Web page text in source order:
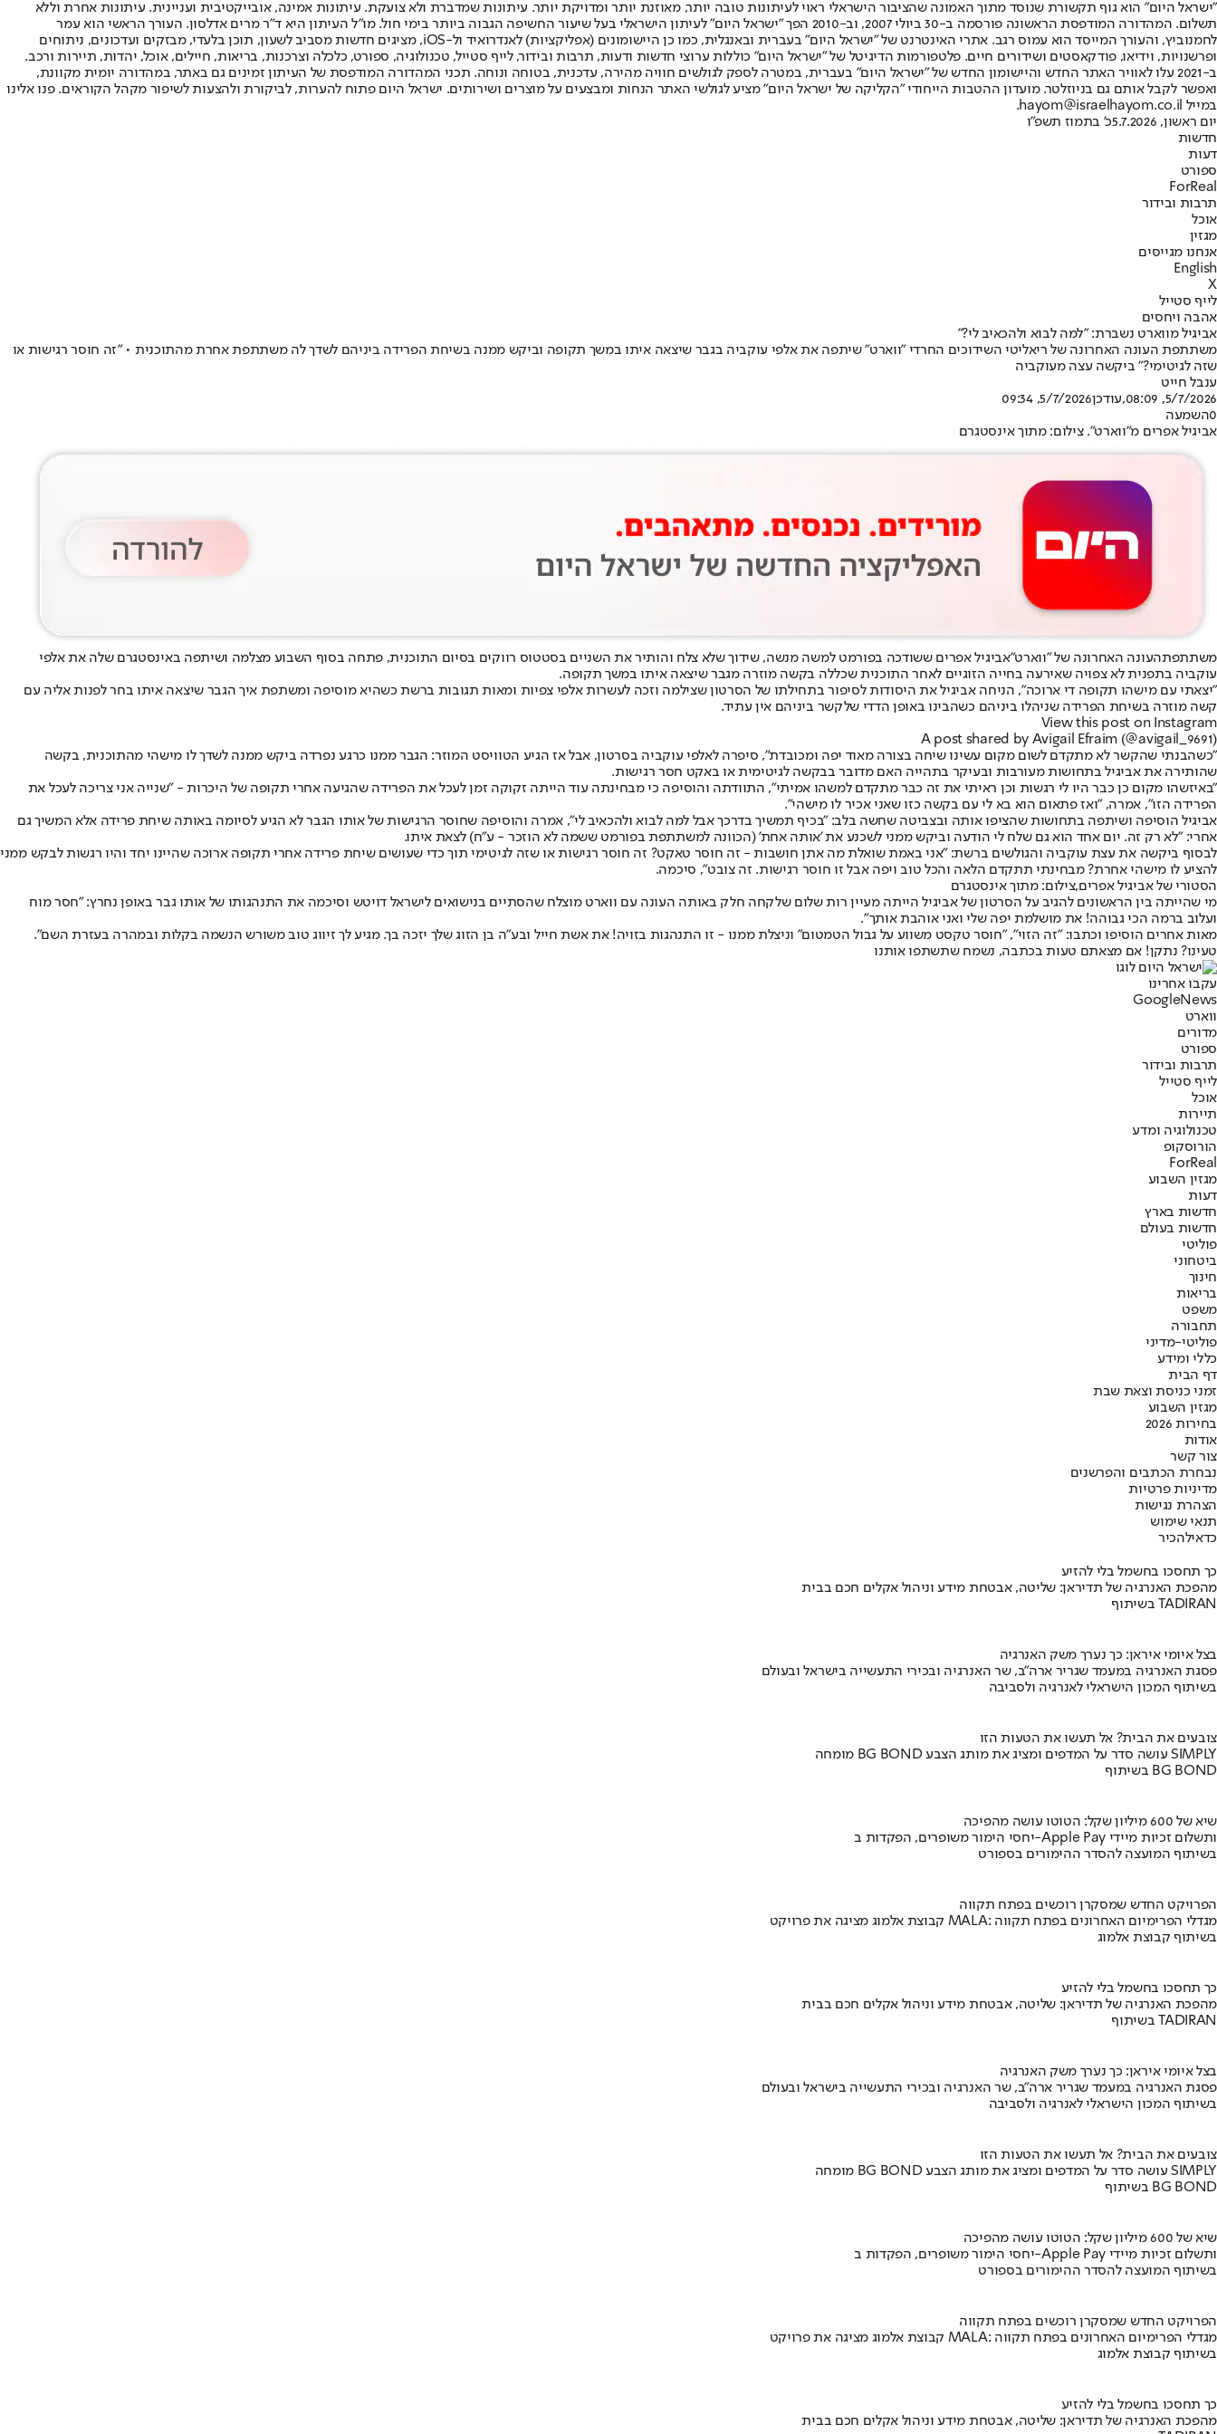
"ישראל היום" הוא גוף תקשורת שנוסד מתוך האמונה שהציבור הישראלי ראוי לעיתונות טובה יותר, מאוזנת יותר ומדויקת יותר. עיתונות שמדברת ולא צועקת. עיתונות אמינה, אובייקטיבית ועניינית. עיתונות אחרת וללא
תשלום. המהדורה המודפסת הראשונה פורסמה ב-30 ביולי 2007, וב-2010 הפך "ישראל היום" לעיתון הישראלי בעל שיעור החשיפה הגבוה ביותר בימי חול. מו"ל העיתון היא ד"ר מרים אדלסון. העורך הראשי הוא עמר
לחמנוביץ, והעורך המייסד הוא עמוס רגב. אתרי האינטרנט של "ישראל היום" בעברית ובאנגלית, כמו כן היישומונים (אפליקציות) לאנדרואיד ול-iOS, מציגים חדשות מסביב לשעון, תוכן בלעדי, מבזקים ועדכונים, ניתוחים
ופרשנויות, וידיאו, פודקאסטים ושידורים חיים. פלטפורמות הדיגיטל של "ישראל היום" כוללות ערוצי חדשות ודעות, תרבות ובידור, לייף סטייל, טכנולוגיה, ספורט, כלכלה וצרכנות, בריאות, חיילים, אוכל, יהדות, תיירות ורכב.
ב-2021 עלו לאוויר האתר החדש והיישומון החדש של "ישראל היום" בעברית, במטרה לספק לגולשים חוויה מהירה, עדכנית, בטוחה ונוחה. תכני המהדורה המודפסת של העיתון זמינים גם באתר, במהדורה יומית מקוונת,
ואפשר לקבל אותם גם בניוזלטר. מועדון ההטבות הייחודי "הקליקה של ישראל היום" מציע לגולשי האתר הנחות ומבצעים על מוצרים ושירותים. ישראל היום פתוח להערות, לביקורת ולהצעות לשיפור מקהל הקוראים. פנו אלינו
במייל hayom@israelhayom.co.il.
יום ראשון, 5.7.2026
כ' בתמוז תשפ"ו
חדשות
דעות
ספורט
ForReal
תרבות ובידור
אוכל
מגזין
אנחנו מגייסים
English
X
לייף סטייל
אהבה ויחסים
אביגיל מווארט נשברת: "למה לבוא ולהכאיב לי?"
משתתפת העונה האחרונה של ריאליטי השידוכים החרדי "ווארט" שיתפה את אלפי עוקביה בגבר שיצאה איתו במשך תקופה וביקש ממנה בשיחת הפרידה ביניהם לשדך לה משתתפת אחרת מהתוכנית • "זה חוסר רגישות או
שזה לגיטימי?" ביקשה עצה מעוקביה
ענבל חייט
5/7/2026, 08:09
,עודכן5/7/2026, 09:34
0השמעה
אביגיל אפרים מ"ווארט". צילום: מתוך אינסטגרם
משתתפתהעונה האחרונה של "ווארט"אביגיל אפרים ששודכה בפורמט למשה מנשה, שידוך שלא צלח והותיר את השניים בסטטוס רווקים בסיום התוכנית, פתחה בסוף השבוע מצלמה ושיתפה באינסטגרם שלה את אלפי
עוקביה בתפנית לא צפויה שאירעה בחייה הזוגיים לאחר התוכנית שכללה בקשה מוזרה מגבר שיצאה איתו במשך תקופה.
"יצאתי עם מישהו תקופה די ארוכה", הניחה אביגיל את היסודות לסיפור בתחילתו של הסרטון שצילמה וזכה לעשרות אלפי צפיות ומאות תגובות ברשת כשהיא מוסיפה ומשתפת איך הגבר שיצאה איתו בחר לפנות אליה עם
קשה מוזרה בשיחת הפרידה שניהלו ביניהם כשהבינו באופן הדדי שלקשר ביניהם אין עתיד.
View this post on Instagram
A post shared by Avigail Efraim (@avigail_9691)
"כשהבנתי שהקשר לא מתקדם לשום מקום עשינו שיחה בצורה מאוד יפה ומכובדת", סיפרה לאלפי עוקביה בסרטון, אבל אז הגיע הטוויסט המוזר: הגבר ממנו כרגע נפרדה ביקש ממנה לשדך לו מישהי מהתוכנית, בקשה
שהותירה את אביגיל בתחושות מעורבות ובעיקר בתהייה האם מדובר בבקשה לגיטימית או באקט חסר רגישות.
"באיזשהו מקום כן כבר היו לי רגשות וכן ראיתי את זה כבר מתקדם למשהו אמיתי", התוודתה והוסיפה כי מבחינתה עוד הייתה זקוקה זמן לעכל את הפרידה שהגיעה אחרי תקופה של היכרות - "שנייה אני צריכה לעכל את
הפרידה הזו", אמרה, "ואז פתאום הוא בא לי עם בקשה כזו שאני אכיר לו מישהי".
אביגיל הוסיפה ושיתפה בתחושות שהציפו אותה ובצביטה שחשה בלב: "בכיף תמשיך בדרכך אבל למה לבוא ולהכאיב לי", אמרה והוסיפה שחוסר הרגישות של אותו הגבר לא הגיע לסיומה באותה שיחת פרידה אלא המשיך גם
אחרי: "לא רק זה. יום אחד הוא גם שלח לי הודעה וביקש ממני לשכנע את 'אותה אחת' (הכוונה למשתתפת בפורמט ששמה לא הוזכר - ע"ח) לצאת איתו.
לבסוף ביקשה את עצת עוקביה והגולשים ברשת: "אני באמת שואלת מה אתן חושבות - זה חוסר טאקט? זה חוסר רגישות או שזה לגיטימי תוך כדי שעושים שיחת פרידה אחרי תקופה ארוכה שהיינו יחד והיו רגשות לבקש ממני
להציע לו מישהי אחרת? מבחינתי תתקדם הלאה והכל טוב ויפה אבל זו חוסר רגישות. זה צובט", סיכמה.
הסטורי של אביגיל אפרים,צילום: מתוך אינסטגרם
מי שהייתה בין הראשונים להגיב על הסרטון של אביגיל הייתה מעיין רות שלום שלקחה חלק באותה העונה עם ווארט מוצלח שהסתיים בנישואים לישראל דויטש וסיכמה את התנהגותו של אותו גבר באופן נחרץ: "חסר מוח
ועלוב ברמה הכי גבוהה! את מושלמת יפה שלי ואני אוהבת אותך".
מאות אחרים הוסיפו וכתבו: "זה הזוי", "חוסר טקסט משווע על גבול הטמטום" וניצלת ממנו - זו התנהגות בזויה! את אשת חייל ובע״ה בן הזוג שלך יזכה בך. מגיע לך זיווג טוב משורש הנשמה בקלות ובמהרה בעזרת השם".
טעינו? נתקן! אם מצאתם טעות בכתבה, נשמח שתשתפו אותנו
עקבו אחרינו
Googl eNews
ווארט
מדורים
ספורט
תרבות ובידור
לייף סטייל
אוכל
תיירות
טכנולוגיה ומדע
הורוסקופ
ForReal
מגזין השבוע
דעות
חדשות בארץ
חדשות בעולם
פוליטי
ביטחוני
חינוך
בריאות
משפט
תחבורה
פוליטי-מדיני
כללי ומידע
דף הבית
זמני כניסת וצאת שבת
מגזין השבוע
בחירות 2026
אודות
צור קשר
נבחרת הכתבים והפרשנים
מדיניות פרטיות
הצהרת נגישות
תנאי שימוש
כדאילהכיר
כך תחסכו בחשמל בלי להזיע
מהפכת האנרגיה של תדיראן: שליטה, אבטחת מידע וניהול אקלים חכם בבית
בשיתוף TADIRAN
בצל איומי איראן: כך נערך משק האנרגיה
פסגת האנרגיה במעמד שגריר ארה"ב, שר האנרגיה ובכירי התעשייה בישראל ובעולם
בשיתוף המכון הישראלי לאנרגיה ולסביבה
צובעים את הבית? אל תעשו את הטעות הזו
מומחה BG BOND עושה סדר על המדפים ומציג את מותג הצבע SIMPLY
בשיתוף BG BOND
שיא של 600 מיליון שקל: הטוטו עושה מהפיכה
יחסי הימור משופרים, הפקדות ב-Apple Pay ותשלום זכיות מיידי
בשיתוף המועצה להסדר ההימורים בספורט
הפרויקט החדש שמסקרן רוכשים בפתח תקווה
קבוצת אלמוג מציגה את פרויקט MALA: מגדלי הפרימיום האחרונים בפתח תקווה
בשיתוף קבוצת אלמוג
כך תחסכו בחשמל בלי להזיע
מהפכת האנרגיה של תדיראן: שליטה, אבטחת מידע וניהול אקלים חכם בבית
בשיתוף TADIRAN
בצל איומי איראן: כך נערך משק האנרגיה
פסגת האנרגיה במעמד שגריר ארה"ב, שר האנרגיה ובכירי התעשייה בישראל ובעולם
בשיתוף המכון הישראלי לאנרגיה ולסביבה
צובעים את הבית? אל תעשו את הטעות הזו
מומחה BG BOND עושה סדר על המדפים ומציג את מותג הצבע SIMPLY
בשיתוף BG BOND
שיא של 600 מיליון שקל: הטוטו עושה מהפיכה
יחסי הימור משופרים, הפקדות ב-Apple Pay ותשלום זכיות מיידי
בשיתוף המועצה להסדר ההימורים בספורט
הפרויקט החדש שמסקרן רוכשים בפתח תקווה
קבוצת אלמוג מציגה את פרויקט MALA: מגדלי הפרימיום האחרונים בפתח תקווה
בשיתוף קבוצת אלמוג
כך תחסכו בחשמל בלי להזיע
מהפכת האנרגיה של תדיראן: שליטה, אבטחת מידע וניהול אקלים חכם בבית